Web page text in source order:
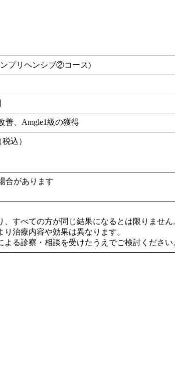
プリヘンシブ②コース)
善、Amgle1級の獲得
込）
合があります
、すべての方が同じ結果になるとは限りません
治療内容や効果は異なります。
よる診察・相談を受けたうえでご検討ください